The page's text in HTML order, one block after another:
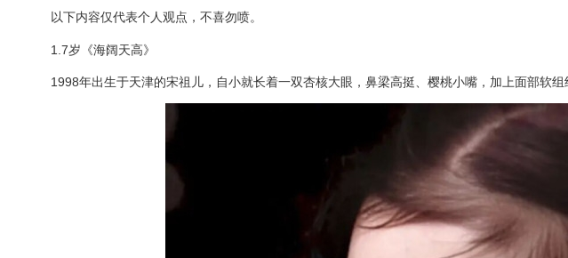
以下内容仅代表个人观点，不喜勿喷。
1.7岁《海阔天高》
1998年出生于天津的宋祖儿，自小就长着一双杏核大眼，鼻梁高挺、樱桃小嘴，加上面部软组